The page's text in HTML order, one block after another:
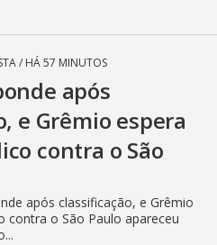
/ HÁ 57 MINUTOS
após
e Grêmio espera
contra o São
após classificação, e Grêmio
contra o São Paulo apareceu